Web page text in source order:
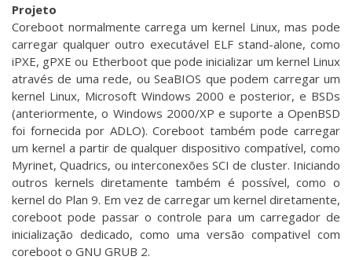
Projeto
Coreboot normalmente carrega um kernel Linux, mas pode
carregar qualquer outro executável ELF stand-alone, como
iPXE, gPXE ou Etherboot que pode inicializar um kernel Linux
através de uma rede, ou SeaBIOS que podem carregar um
kernel Linux, Microsoft Windows 2000 e posterior, e BSDs
(anteriormente, o Windows 2000/XP e suporte a OpenBSD
foi fornecida por ADLO). Coreboot também pode carregar
um kernel a partir de qualquer dispositivo compatível, como
Myrinet, Quadrics, ou interconexões SCI de cluster. Iniciando
outros kernels diretamente também é possível, como o
kernel do Plan 9. Em vez de carregar um kernel diretamente,
coreboot pode passar o controle para um carregador de
inicialização dedicado, como uma versão compativel com
coreboot o GNU GRUB 2.